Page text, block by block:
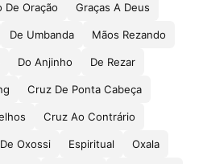
De Oração Graças A Deus
De Umbanda Mãos Rezando
Do Anjinho De Rezar
Cruz De Ponta Cabeça
Cruz Ao Contrário
De Oxossi Espiritual Oxala